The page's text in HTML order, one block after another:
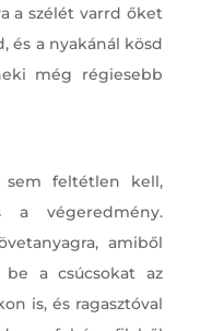
a szélét varrd őket
és a nyakánál kösd
még régiesebb
feltétlen kell,
a végeredmény.
amiből
be a csúcsokat az
is, és ragasztóval